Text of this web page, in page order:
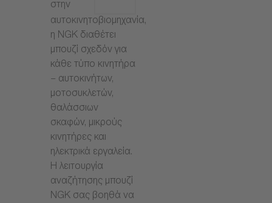
στην
αυτοκινητοβιομηχανία,
η NGK διαθέτει
μπουζί σχεδόν για
κάθε τύπο κινητήρα
– αυτοκινήτων,
μοτοσυκλετών,
θαλάσσιων
σκαφών, μικρούς
κινητήρες και
ηλεκτρικά εργαλεία.
Η λειτουργία
αναζήτησης μπουζί
NGK σας βοηθά να